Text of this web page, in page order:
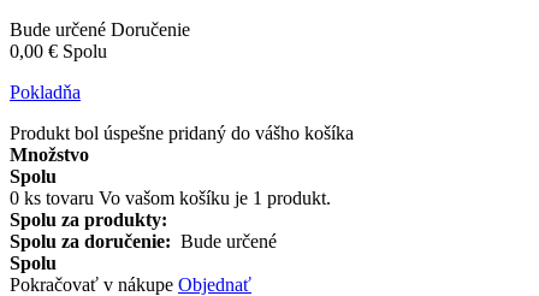
Bude určené Doručenie
0,00 € Spolu
Pokladňa
Produkt bol úspešne pridaný do vášho košíka
Množstvo
Spolu
0 ks tovaru Vo vašom košíku je 1 produkt.
Spolu za produkty:
Spolu za doručenie: Bude určené
Spolu
Pokračovať v nákupe Objednať